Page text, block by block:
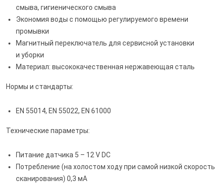
смыва, гигиенического смыва
Экономия воды с помощью регулируемого времени
промывки
Магнитный переключатель для сервисной установки
и уборки
Материал: высококачественная нержавеющая сталь
Нормы и стандарты:
EN 55014, EN 55022, EN 61000
Технические параметры:
Питание датчика 5 – 12 V DC
Потребление (на холостом ходу при самой низкой скорость
сканирования) 0,3 мА